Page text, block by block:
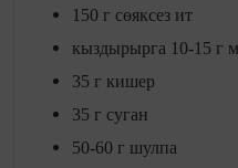
150 г сөяксез ит
кыздырырга 10-15 г
35 г кишер
35 г суган
50-60 г шулпа